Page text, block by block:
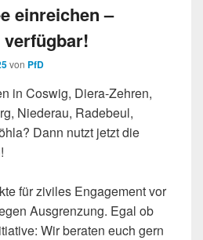
einreichen –
verfügbar!
von PfD
in Coswig, Diera-Zehren,
Niederau, Radebeul,
Dann nutzt jetzt die
für ziviles Engagement vor
Ausgrenzung. Egal ob
Wir beraten euch gern